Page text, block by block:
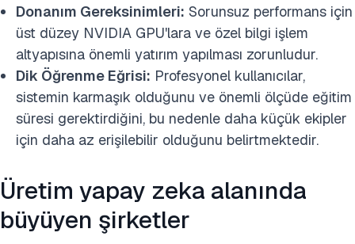
Donanım Gereksinimleri: Sorunsuz performans için
üst düzey NVIDIA GPU'lara ve özel bilgi işlem
altyapısına önemli yatırım yapılması zorunludur.
Dik Öğrenme Eğrisi: Profesyonel kullanıcılar,
sistemin karmaşık olduğunu ve önemli ölçüde eğitim
süresi gerektirdiğini, bu nedenle daha küçük ekipler
için daha az erişilebilir olduğunu belirtmektedir.
Üretim yapay zeka alanında
büyüyen şirketler